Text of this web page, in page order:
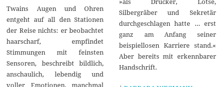
Twains Augen und Ohren
entgeht auf all den Stationen
der Reise nichts: er beobachtet
haarscharf, empfindet
Stimmungen mit feinsten
Sensoren, beschreibt bildlich,
anschaulich, lebendig und
voller Emotionen, manchmal
Silbergräber und Sekretär
durchgeschlagen hatte … erst
ganz am Anfang seiner
beispiellosen Karriere stand.«
Aber bereits mit erkennbarer
Handschrift.